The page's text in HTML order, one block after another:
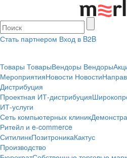
Стать партнером Вход в B2B
Товары ТоварыВендоры Вендоры
МероприятияНовости Новости
Дистрибуция
Проектная ИТ-дистрибуция
ИТ-услуги
Сеть компьютерных клиник
Ритейл и e-commerce
СитилинкПозитроникаКактус
Производство